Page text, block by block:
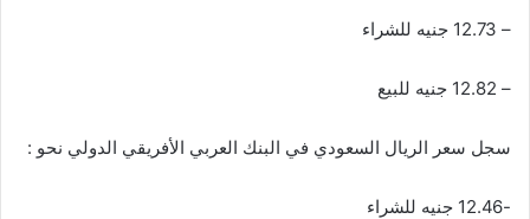
– 12.73 جنيه للشراء
– 12.82 جنيه للبيع
سجل سعر الريال السعودي في البنك العربي الأفريقي الدولي نحو :
-12.46 جنيه للشراء